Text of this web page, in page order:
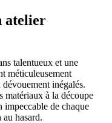
atelier
talentueux et une
méticuleusement
inégalés.
matériaux à la découpe
de chaque
hasard.